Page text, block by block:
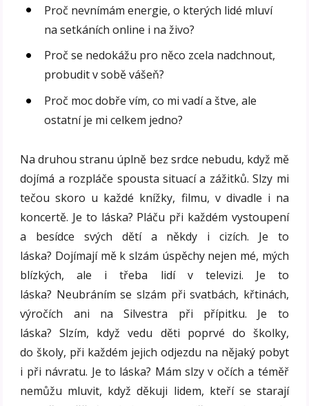
Proč nevnímám energie, o kterých lidé mluví
na setkáních online i na živo?
Proč se nedokážu pro něco zcela nadchnout,
probudit v sobě vášeň?
Proč moc dobře vím, co mi vadí a štve, ale
ostatní je mi celkem jedno?
Na druhou stranu úplně bez srdce nebudu, když mě
dojímá a rozpláče spousta situací a zážitků. Slzy mi
tečou skoro u každé knížky, filmu, v divadle i na
koncertě. Je to láska? Pláču při každém vystoupení
a besídce svých dětí a někdy i cizích. Je to
láska? Dojímají mě k slzám úspěchy nejen mé, mých
blízkých, ale i třeba lidí v televizi. Je to
láska? Neubráním se slzám při svatbách, křtinách,
výročích ani na Silvestra při přípitku. Je to
láska? Slzím, když vedu děti poprvé do školky,
do školy, při každém jejich odjezdu na nějaký pobyt
i při návratu. Je to láska? Mám slzy v očích a téměř
nemůžu mluvit, když děkuji lidem, kteří se starají